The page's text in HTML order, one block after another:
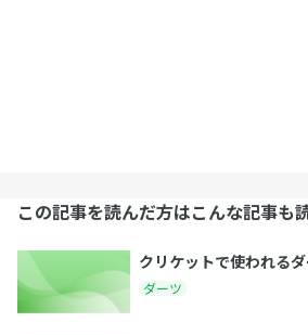
この記事を読んだ方はこんな記事も
クリケットで使われる
ダーツ